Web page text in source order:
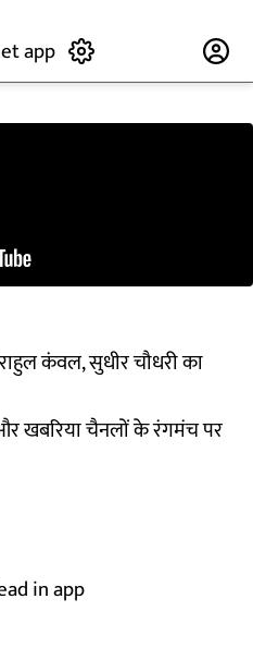
app
कंवल, सुधीर चौधरी का
खबरिया चैनलों के रंगमंच पर
in app